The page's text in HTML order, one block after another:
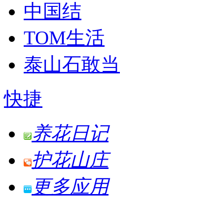
中国结
TOM生活
泰山石敢当
快捷
养花日记
护花山庄
更多应用